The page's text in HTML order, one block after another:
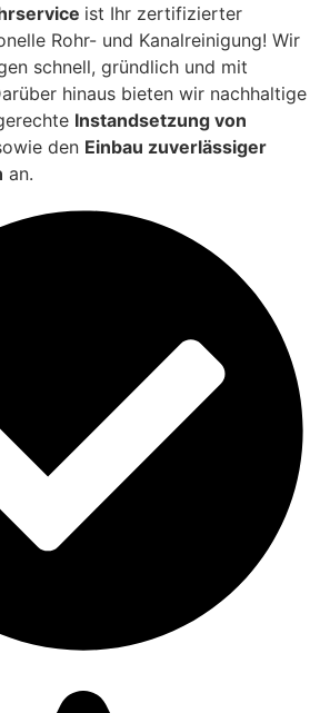
ist Ihr zertifizierter
Rohr- und Kanalreinigung! Wir
schnell, gründlich und mit
hinaus bieten wir nachhaltige
Instandsetzung von
den Einbau zuverlässiger
an.